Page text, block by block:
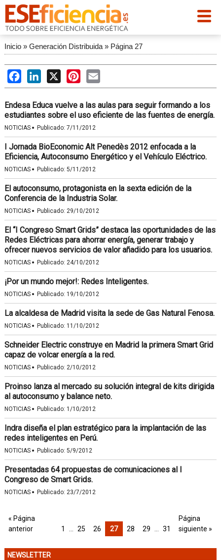
Inicio» Generación Distribuida» Página 27
FacebookLinkedIn
X PinterestEmail
Endesa Educa vuelve a las aulas para seguir formando a los
estudiantes sobre el uso eficiente de las fuentes de energía.
NOTICIAS · Publicado: 7/11/2012
I Jornada BioEconomic Alt Penedès 2012 enfocada a la
Eficiencia, Autoconsumo Energético y el Vehículo Eléctrico.
NOTICIAS · Publicado: 5/11/2012
El autoconsumo, protagonista en la sexta edición de la
Conferencia de la Industria Solar.
NOTICIAS · Publicado: 29/10/2012
El “I Congreso Smart Grids” destaca las oportunidades de las
Redes Eléctricas para ahorrar energía, generar trabajo y
ofrecer nuevos servicios de valor añadido para los usuarios.
NOTICIAS · Publicado: 24/10/2012
¡Por un mundo mejor!: Redes Inteligentes.
NOTICIAS · Publicado: 19/10/2012
La alcaldesa de Madrid visita la sede de Gas Natural Fenosa.
NOTICIAS · Publicado: 11/10/2012
Schneider Electric construye en Madrid la primera Smart Grid
capaz de volcar energía a la red.
NOTICIAS · Publicado: 2/10/2012
Proinso lanza al mercado su solución integral de kits dirigida
al autoconsumo y balance neto.
NOTICIAS · Publicado: 1/10/2012
Indra diseña el plan estratégico para la implantación de las
redes inteligentes en Perú.
NOTICIAS · Publicado: 5/9/2012
Presentadas 64 propuestas de comunicaciones al I
Congreso de Smart Grids.
NOTICIAS · Publicado: 23/7/2012
« Página
anterior
1 25 26 27 28 29 31
Página
siguiente »
NEWSLETTER